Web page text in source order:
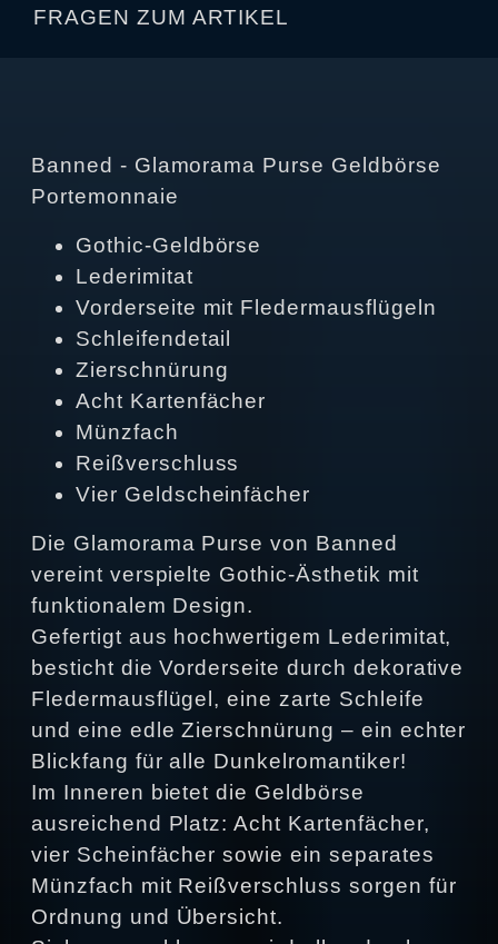
FRAGEN ZUM ARTIKEL
Banned - Glamorama Purse Geldbörse
Portemonnaie
Gothic-Geldbörse
Lederimitat
Vorderseite mit Fledermausflügeln
Schleifendetail
Zierschnürung
Acht Kartenfächer
Münzfach
Reißverschluss
Vier Geldscheinfächer
Die Glamorama Purse von Banned
vereint verspielte Gothic-Ästhetik mit
funktionalem Design.
Gefertigt aus hochwertigem Lederimitat,
besticht die Vorderseite durch dekorative
Fledermausflügel, eine zarte Schleife
und eine edle Zierschnürung – ein echter
Blickfang für alle Dunkelromantiker!
Im Inneren bietet die Geldbörse
ausreichend Platz: Acht Kartenfächer,
vier Scheinfächer sowie ein separates
Münzfach mit Reißverschluss sorgen für
Ordnung und Übersicht.